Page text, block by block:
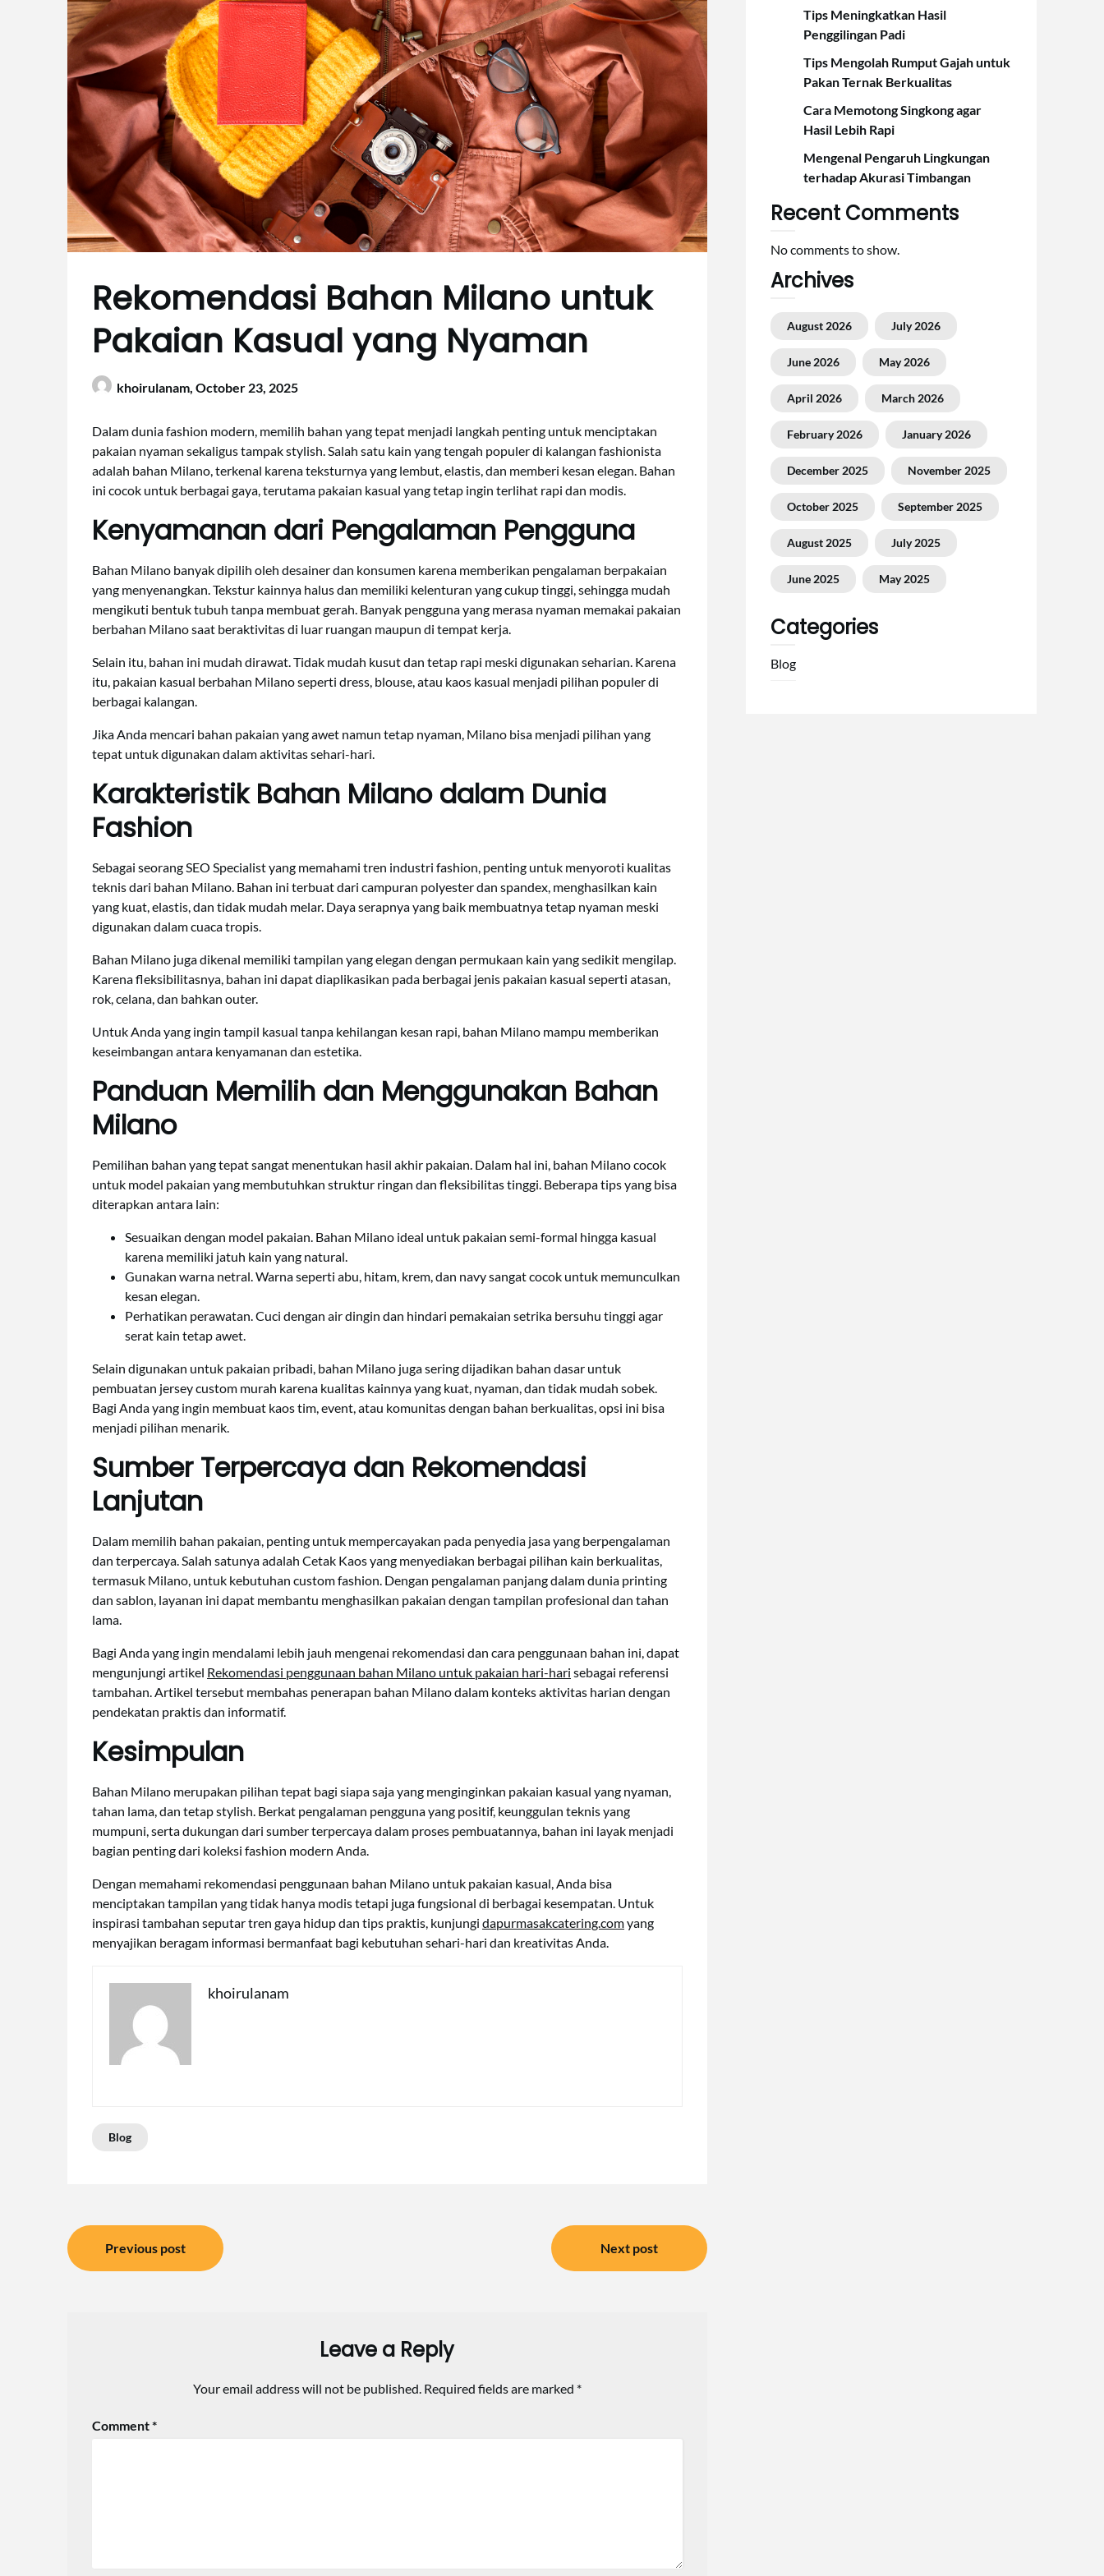
Rekomendasi Bahan Milano untuk
Pakaian Kasual yang Nyaman
khoirulanam, October 23, 2025
Dalam dunia fashion modern, memilih bahan yang tepat menjadi langkah penting untuk menciptakan
pakaian nyaman sekaligus tampak stylish. Salah satu kain yang tengah populer di kalangan fashionista
adalah bahan Milano, terkenal karena teksturnya yang lembut, elastis, dan memberi kesan elegan. Bahan
ini cocok untuk berbagai gaya, terutama pakaian kasual yang tetap ingin terlihat rapi dan modis.
Kenyamanan dari Pengalaman Pengguna
Bahan Milano banyak dipilih oleh desainer dan konsumen karena memberikan pengalaman berpakaian
yang menyenangkan. Tekstur kainnya halus dan memiliki kelenturan yang cukup tinggi, sehingga mudah
mengikuti bentuk tubuh tanpa membuat gerah. Banyak pengguna yang merasa nyaman memakai pakaian
berbahan Milano saat beraktivitas di luar ruangan maupun di tempat kerja.
Selain itu, bahan ini mudah dirawat. Tidak mudah kusut dan tetap rapi meski digunakan seharian. Karena
itu, pakaian kasual berbahan Milano seperti dress, blouse, atau kaos kasual menjadi pilihan populer di
berbagai kalangan.
Jika Anda mencari bahan pakaian yang awet namun tetap nyaman, Milano bisa menjadi pilihan yang
tepat untuk digunakan dalam aktivitas sehari-hari.
Karakteristik Bahan Milano dalam Dunia
Fashion
Sebagai seorang SEO Specialist yang memahami tren industri fashion, penting untuk menyoroti kualitas
teknis dari bahan Milano. Bahan ini terbuat dari campuran polyester dan spandex, menghasilkan kain
yang kuat, elastis, dan tidak mudah melar. Daya serapnya yang baik membuatnya tetap nyaman meski
digunakan dalam cuaca tropis.
Bahan Milano juga dikenal memiliki tampilan yang elegan dengan permukaan kain yang sedikit mengilap.
Karena fleksibilitasnya, bahan ini dapat diaplikasikan pada berbagai jenis pakaian kasual seperti atasan,
rok, celana, dan bahkan outer.
Untuk Anda yang ingin tampil kasual tanpa kehilangan kesan rapi, bahan Milano mampu memberikan
keseimbangan antara kenyamanan dan estetika.
Panduan Memilih dan Menggunakan Bahan
Milano
Pemilihan bahan yang tepat sangat menentukan hasil akhir pakaian. Dalam hal ini, bahan Milano cocok
untuk model pakaian yang membutuhkan struktur ringan dan fleksibilitas tinggi. Beberapa tips yang bisa
diterapkan antara lain:
Sesuaikan dengan model pakaian. Bahan Milano ideal untuk pakaian semi-formal hingga kasual
karena memiliki jatuh kain yang natural.
Gunakan warna netral. Warna seperti abu, hitam, krem, dan navy sangat cocok untuk memunculkan
kesan elegan.
Perhatikan perawatan. Cuci dengan air dingin dan hindari pemakaian setrika bersuhu tinggi agar
serat kain tetap awet.
Selain digunakan untuk pakaian pribadi, bahan Milano juga sering dijadikan bahan dasar untuk
pembuatan jersey custom murah karena kualitas kainnya yang kuat, nyaman, dan tidak mudah sobek.
Bagi Anda yang ingin membuat kaos tim, event, atau komunitas dengan bahan berkualitas, opsi ini bisa
menjadi pilihan menarik.
Sumber Terpercaya dan Rekomendasi
Lanjutan
Dalam memilih bahan pakaian, penting untuk mempercayakan pada penyedia jasa yang berpengalaman
dan terpercaya. Salah satunya adalah Cetak Kaos yang menyediakan berbagai pilihan kain berkualitas,
termasuk Milano, untuk kebutuhan custom fashion. Dengan pengalaman panjang dalam dunia printing
dan sablon, layanan ini dapat membantu menghasilkan pakaian dengan tampilan profesional dan tahan
lama.
Bagi Anda yang ingin mendalami lebih jauh mengenai rekomendasi dan cara penggunaan bahan ini, dapat
mengunjungi artikel Rekomendasi penggunaan bahan Milano untuk pakaian hari-hari sebagai referensi
tambahan. Artikel tersebut membahas penerapan bahan Milano dalam konteks aktivitas harian dengan
pendekatan praktis dan informatif.
Kesimpulan
Bahan Milano merupakan pilihan tepat bagi siapa saja yang menginginkan pakaian kasual yang nyaman,
tahan lama, dan tetap stylish. Berkat pengalaman pengguna yang positif, keunggulan teknis yang
mumpuni, serta dukungan dari sumber terpercaya dalam proses pembuatannya, bahan ini layak menjadi
bagian penting dari koleksi fashion modern Anda.
Dengan memahami rekomendasi penggunaan bahan Milano untuk pakaian kasual, Anda bisa
menciptakan tampilan yang tidak hanya modis tetapi juga fungsional di berbagai kesempatan. Untuk
inspirasi tambahan seputar tren gaya hidup dan tips praktis, kunjungi dapurmasakcatering.comyang
menyajikan beragam informasi bermanfaat bagi kebutuhan sehari-hari dan kreativitas Anda.
khoirulanam
Blog
Post
navigation
Previous post Next post
Leave a Reply
Your email address will not be published. Required fields are marked *
Comment*
Tips Meningkatkan Hasil
Penggilingan Padi
Tips Mengolah Rumput Gajah untuk
Pakan Ternak Berkualitas
Cara Memotong Singkong agar
Hasil Lebih Rapi
Mengenal Pengaruh Lingkungan
terhadap Akurasi Timbangan
Recent Comments
No comments to show.
Archives
August 2026 July 2026
June 2026 May 2026
April 2026 March 2026
February 2026 January 2026
December 2025 November 2025
October 2025 September 2025
August 2025 July 2025
June 2025 May 2025
Categories
Blog